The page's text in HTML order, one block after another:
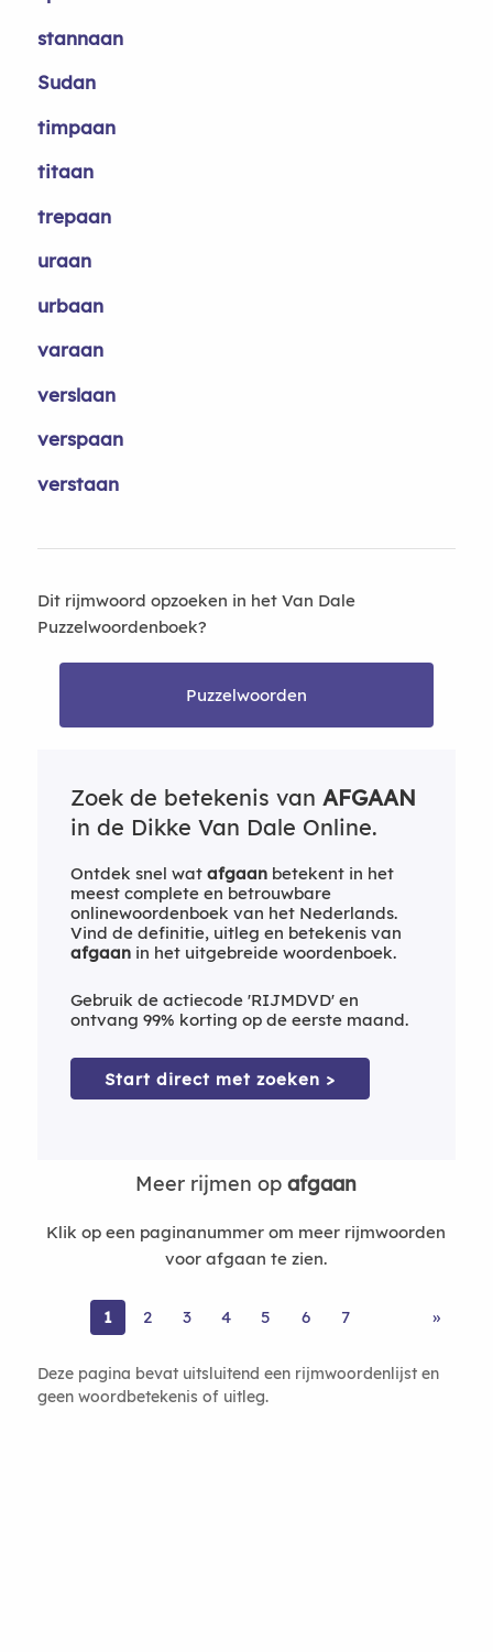
stannaan
Sudan
timpaan
titaan
trepaan
uraan
urbaan
varaan
verslaan
verspaan
verstaan
Dit rijmwoord opzoeken in het Van Dale
Puzzelwoordenboek?
Puzzelwoorden
Zoek de betekenis van AFGAAN
in de Dikke Van Dale Online.
Ontdek snel wat afgaanbetekent in het
meest complete en betrouwbare
onlinewoordenboek van het Nederlands.
Vind de definitie, uitleg en betekenis van
afgaanin het uitgebreide woordenboek.
Gebruik de actiecode 'RIJMDVD' en
ontvang 99% korting op de eerste maand.
Start direct met zoeken >
Meer rijmen opafgaan
Klik op een paginanummer om meer rijmwoorden
voor afgaan te zien.
1 2 3 4 5 6 7 »
Deze pagina bevat uitsluitend een rijmwoordenlijst en
geen woordbetekenis of uitleg.